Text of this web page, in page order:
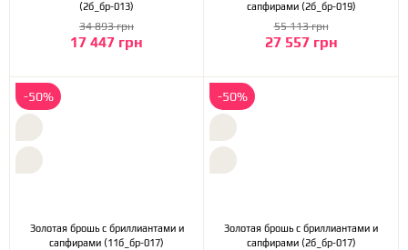
(2б_бр-013)
17 447 грн
34 893 грн
сапфирами (2б_бр-019)
27 557 грн
55 113 грн
-50%
Золотая брошь с бриллиантами и
сапфирами (11б_бр-017)
-50%
Золотая брошь с бриллиантами и
сапфирами (2б_бр-017)